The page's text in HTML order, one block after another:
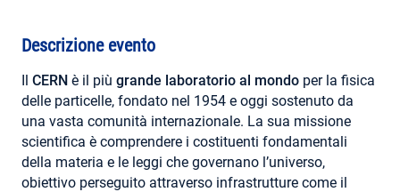
Descrizione evento
Il CERN è il più grande laboratorio al mondo per la fisica
delle particelle, fondato nel 1954 e oggi sostenuto da
una vasta comunità internazionale. La sua missione
scientifica è comprendere i costituenti fondamentali
della materia e le leggi che governano l’universo,
obiettivo perseguito attraverso infrastrutture come il